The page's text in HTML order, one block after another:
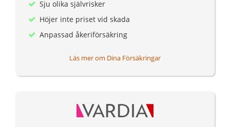
Sju olika självrisker
Höjer inte priset vid skada
Anpassad åkeriförsäkring
Läs mer om Dina Försäkringar